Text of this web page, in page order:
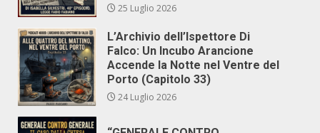
25 Luglio 2026
L’Archivio dell’Ispettore Di
Falco: Un Incubo Arancione
Accende la Notte nel Ventre del
Porto (Capitolo 33)
24 Luglio 2026